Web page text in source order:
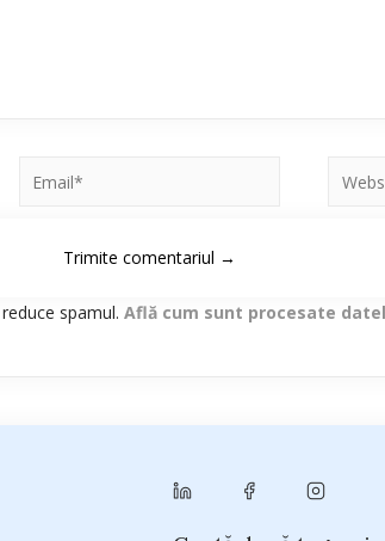
spamul. Află cum sunt procesate